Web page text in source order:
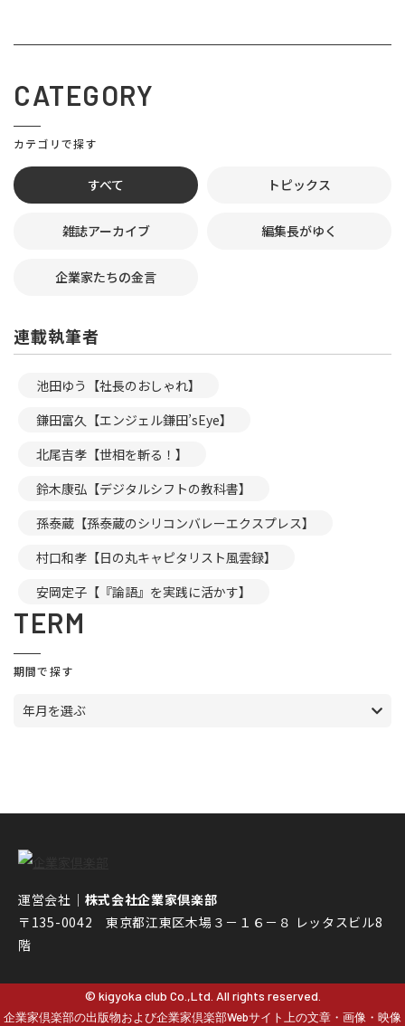
CATEGORY
カテゴリで探す
すべて トピックス
雑誌アーカイブ 編集長がゆく
企業家たちの金言
連載執筆者
池田ゆう【社長のおしゃれ】
鎌田富久【エンジェル鎌田’sEye】
北尾吉孝【世相を斬る！】
鈴木康弘【デジタルシフトの教科書】
孫泰蔵【孫泰蔵のシリコンバレーエクスプレス】
村口和孝【日の丸キャピタリスト風雲録】
安岡定子【『論語』を実践に活かす】
TERM
期間で探す
年月を選ぶ
運営会社｜ 株式会社企業家倶楽部
〒135-0042 東京都江東区木場３－１６－８ レッタスビル8
階
© kigyoka club Co.,Ltd. All rights reserved.
企業家倶楽部の出版物および企業家倶楽部Webサイト上の文章・画像・映像